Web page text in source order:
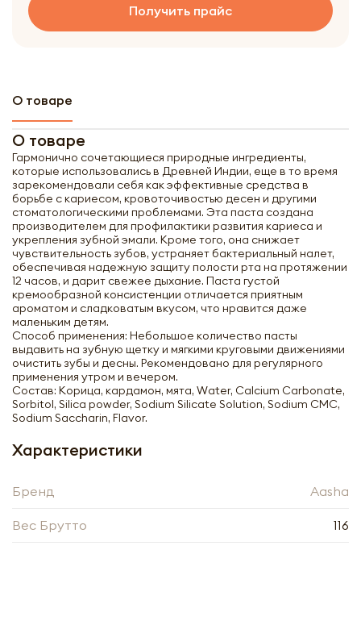
Получить прайс
О товаре
О товаре
Гармонично сочетающиеся природные ингредиенты,
которые использовались в Древней Индии, еще в то время
зарекомендовали себя как эффективные средства в
борьбе с кариесом, кровоточивостью десен и другими
стоматологическими проблемами. Эта паста создана
производителем для профилактики развития кариеса и
укрепления зубной эмали. Кроме того, она снижает
чувствительность зубов, устраняет бактериальный налет,
обеспечивая надежную защиту полости рта на протяжении
12 часов, и дарит свежее дыхание. Паста густой
кремообразной консистенции отличается приятным
ароматом и сладковатым вкусом, что нравится даже
маленьким детям.
Способ применения: Небольшое количество пасты
выдавить на зубную щетку и мягкими круговыми движениями
очистить зубы и десны. Рекомендовано для регулярного
применения утром и вечером.
Состав: Корица, кардамон, мята, Water, Сalcium Carbonate,
Sorbitol, Silica powder, Sodium Silicate Solution, Sodium CMC,
Sodium Saccharin, Flavor.
Характеристики
Бренд Aasha
Вес Брутто 116
Получить оптовый
прайс-лист